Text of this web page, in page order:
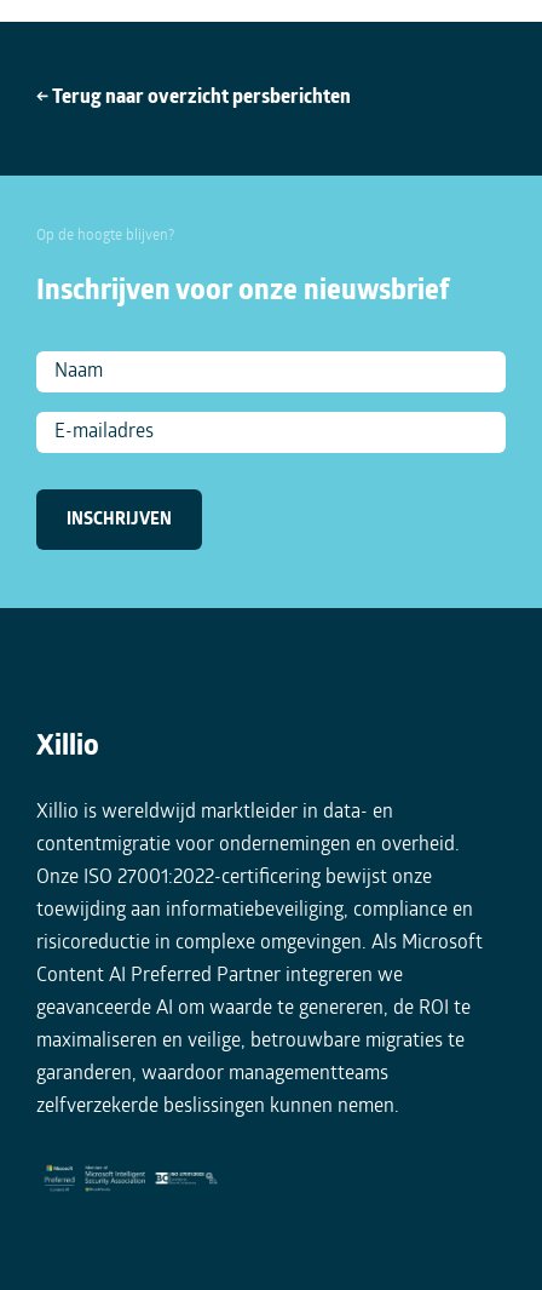
← Terug naar overzicht persberichten
Op de hoogte blijven?
Inschrijven voor onze nieuwsbrief
Xillio
Xillio is wereldwijd marktleider in data- en
contentmigratie voor ondernemingen en overheid.
Onze ISO 27001:2022-certificering bewijst onze
toewijding aan informatiebeveiliging, compliance en
risicoreductie in complexe omgevingen. Als Microsoft
Content AI Preferred Partner integreren we
geavanceerde AI om waarde te genereren, de ROI te
maximaliseren en veilige, betrouwbare migraties te
garanderen, waardoor managementteams
zelfverzekerde beslissingen kunnen nemen.